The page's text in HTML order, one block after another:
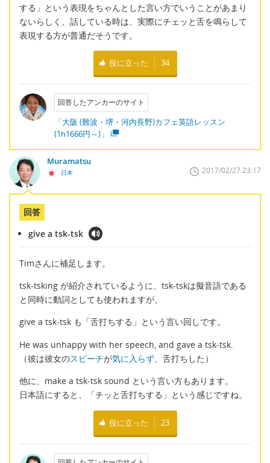
する」という表現をちゃんとした言い方でいうことがあまり
ないらしく、話している時は、実際にチェッと舌を鳴らして
表現する方が普通だそうです。
役に立った 34
回答したアンカーのサイト
「大阪 (難波・堺・河内長野)カフェ英語レッスン
(1h1666円～)」
Muramatsu
日本 2017/02/27 23:17
回答
give a tsk-tsk
Timさんに補足します。
tsk-tsking が紹介されているように、tsk-tskは擬音語である
と同時に動詞としても使われますが、
give a tsk-tsk も「舌打ちする」という言い回しです。
He was unhappy with her speech, and gave a tsk-tsk.
（彼は彼女のスピーチが気に入らず、舌打ちした）
他に、make a tsk-tsk sound という言い方もあります。
日本語にすると、「チッと舌打ちする」という感じですね。
役に立った 23